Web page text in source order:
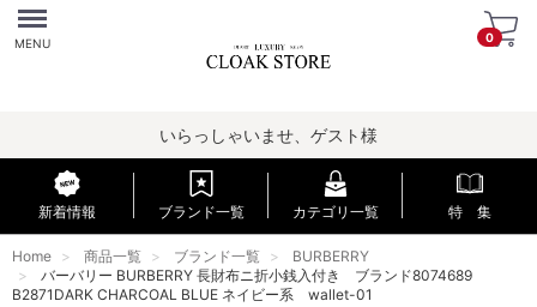
Menu
MENU 0
いらっしゃいませ、ゲスト様
新着情報 ブランド一覧 カテゴリ一覧 特 集
Home 商品一覧 ブランド一覧
BURBERRY
バーバリー BURBERRY 長財布ニ折小銭入付き ブランド8074689
B2871DARK CHARCOAL BLUE ネイビー系 wallet-01